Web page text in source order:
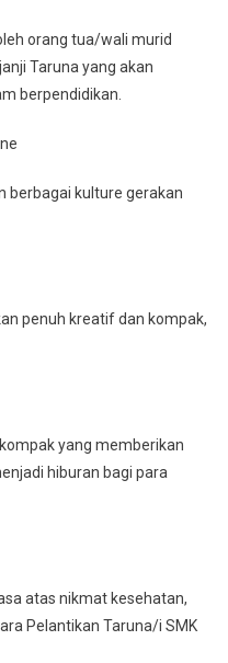
orang tua/wali murid
Taruna yang akan
berpendidikan.
berbagai kulture gerakan
penuh kreatif dan kompak,
yang memberikan
hiburan bagi para
atas nikmat kesehatan,
Pelantikan Taruna/i SMK